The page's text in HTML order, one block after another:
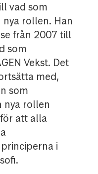
vad som
rollen. Han
från 2007 till
som
Vekst. Det
med,
som
nya rollen
att alla
i